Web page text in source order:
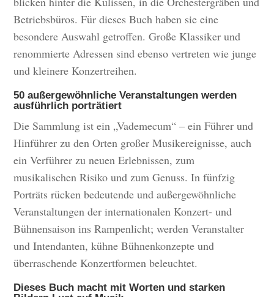
Betriebsbüros. Für dieses Buch haben sie eine
besondere Auswahl getroffen. Große Klassiker und
renommierte Adressen sind ebenso vertreten wie junge
und kleinere Konzertreihen.
50 außergewöhnliche Veranstaltungen werden
ausführlich porträtiert
Die Sammlung ist ein „Vademecum“ – ein Führer und
Hinführer zu den Orten großer Musikereignisse, auch
ein Verführer zu neuen Erlebnissen, zum
musikalischen Risiko und zum Genuss. In fünfzig
Porträts rücken bedeutende und außergewöhnliche
Veranstaltungen der internationalen Konzert- und
Bühnensaison ins Rampenlicht; werden Veranstalter
und Intendanten, kühne Bühnenkonzepte und
überraschende Konzertformen beleuchtet.
Dieses Buch macht mit Worten und starken